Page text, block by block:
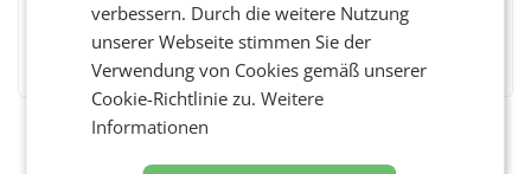
FacebookTwitterMessengerWhatsAppLinkedInXING Teilen
verbessern. Durch die weitere Nutzung
unserer Webseite stimmen Sie der
Verwendung von Cookies gemäß unserer
Cookie-Richtlinie zu.Weitere
Informationen